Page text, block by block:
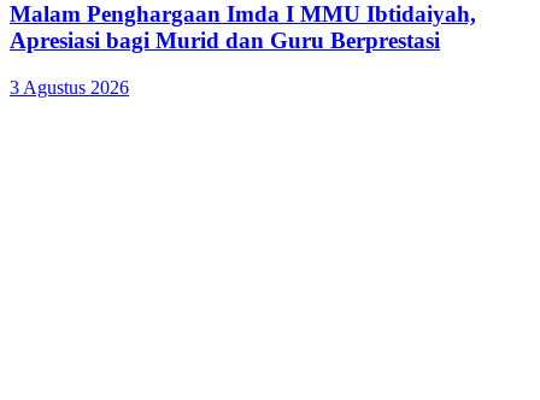
Malam Penghargaan Imda I MMU Ibtidaiyah,
Apresiasi bagi Murid dan Guru Berprestasi
3 Agustus 2026